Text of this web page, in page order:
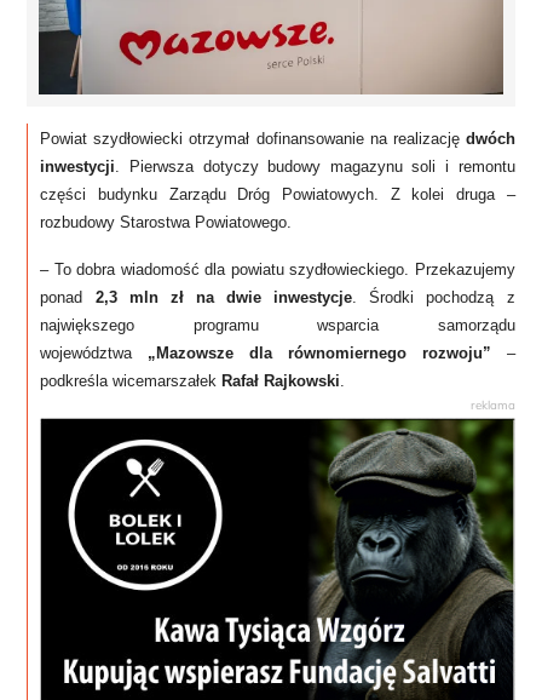
Powiat szydłowiecki otrzymał dofinansowanie na realizację dwóch
inwestycji . Pierwsza dotyczy budowy magazynu soli i remontu
części budynku Zarządu Dróg Powiatowych. Z kolei druga –
rozbudowy Starostwa Powiatowego.
– To dobra wiadomość dla powiatu szydłowieckiego. Przekazujemy
ponad 2,3 mln zł na dwie inwestycje. Środki pochodzą z
największego programu wsparcia samorządu
województwa „Mazowsze dla równomiernego rozwoju” –
podkreśla wicemarszałek Rafał Rajkowski.